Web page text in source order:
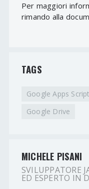
Per maggiori
rimando alla
TAGS
Google Apps Script
Google Drive
MICHELE PISANI
SVILUPPATORE
ED ESPERTO IN